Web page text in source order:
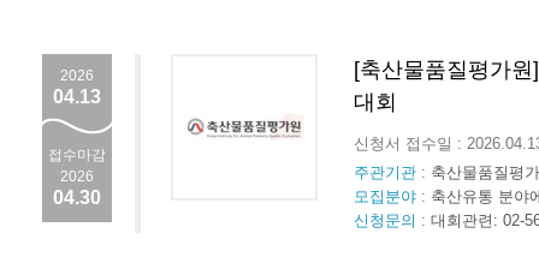
2026
04.13
접수마감
2026
04.30
[축산물품질평가
대회
신청서 접수일 :
주관기관 : 축산물품질평
모집분야 : 축산유통 분야
신청문의 : 대회관련: 02-